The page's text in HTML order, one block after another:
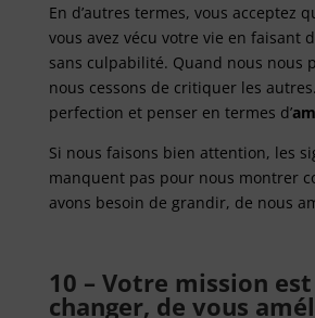
En d’autres termes, vous acceptez
vous avez vécu votre vie en faisant
sans culpabilité. Quand nous nous
nous cessons de critiquer les
perfection et penser en termes d’
Si nous faisons bien attention, les
manquent pas pour nous montrer
avons besoin de grandir, de nous
10 – Votre mission
changer, de vous